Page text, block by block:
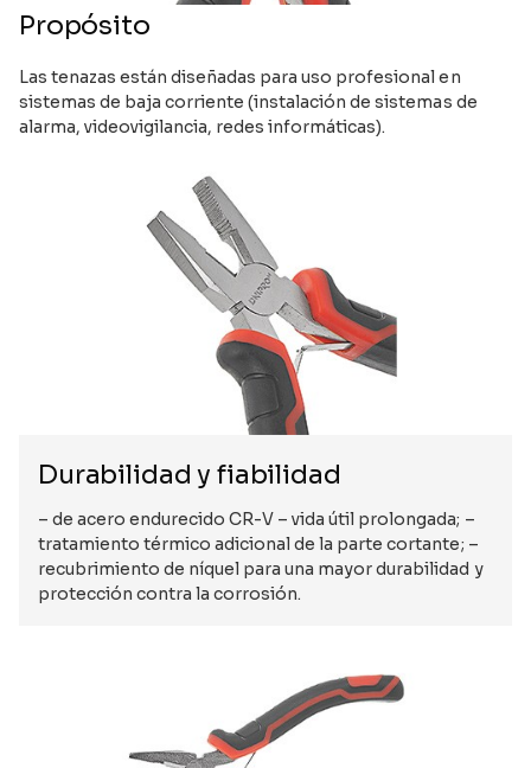
Propósito
Las tenazas están diseñadas para uso profesional en
sistemas de baja corriente (instalación de sistemas de
alarma, videovigilancia, redes informáticas).
Durabilidad y fiabilidad
– de acero endurecido CR-V – vida útil prolongada; –
tratamiento térmico adicional de la parte cortante; –
recubrimiento de níquel para una mayor durabilidad y
protección contra la corrosión.